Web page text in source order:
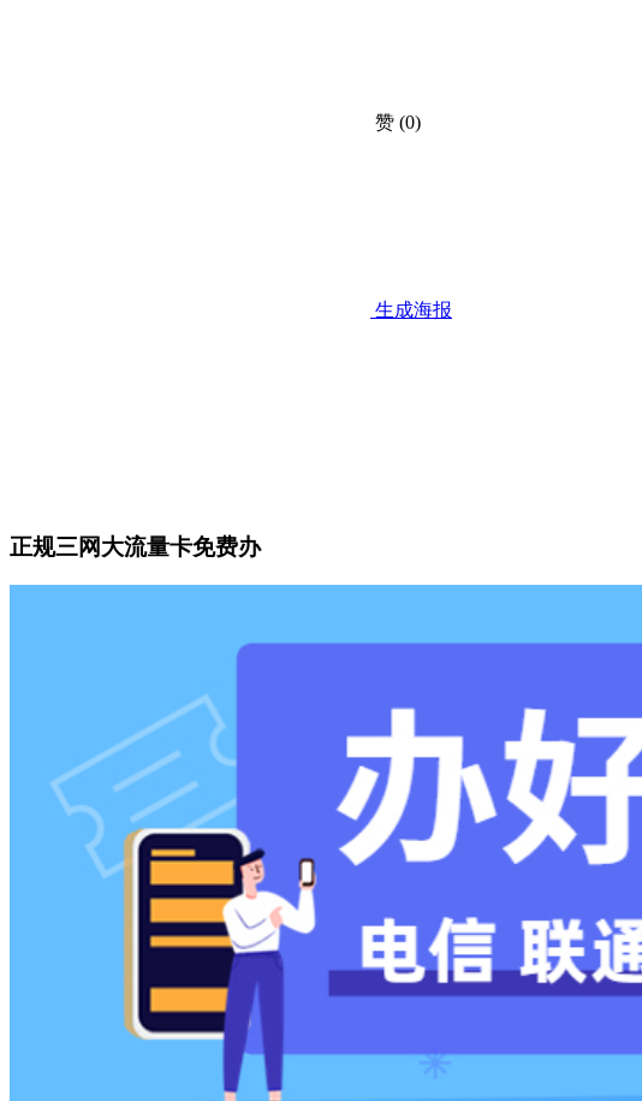
赞 (0)
生成海报
正规三网大流量卡免费办